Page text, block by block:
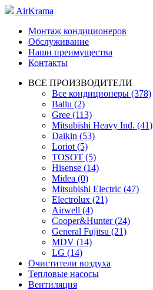
AirKrama
Монтаж кондиционеров
Обслуживание
Наши преимущества
Контакты
ВСЕ ПРОИЗВОДИТЕЛИ
Все кондиционеры (378)
Ballu (2)
Gree (113)
Mitsubishi Heavy Ind. (41)
Daikin (53)
Loriot (5)
TOSOT (5)
Hisense (14)
Midea (0)
Mitsubishi Electric (47)
Electrolux (21)
Airwell (4)
Cooper&Hunter (24)
General Fujitsu (21)
MDV (14)
LG (14)
Очистители воздуха
Тепловые насосы
Вентиляция